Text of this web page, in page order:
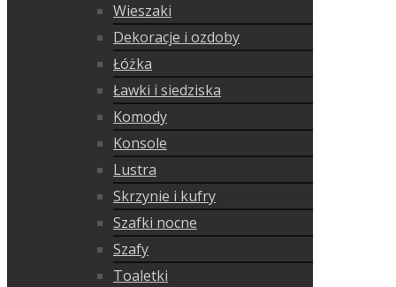
Wieszaki
Dekoracje i ozdoby
Łóżka
Ławki i siedziska
Komody
Konsole
Lustra
Skrzynie i kufry
Szafki nocne
Szafy
Toaletki